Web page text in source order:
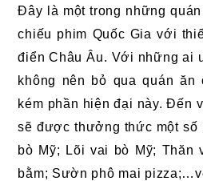
Đây là một trong những
chiếu phim Quốc Gia với
điển Châu Âu. Với những ai
không nên bỏ qua quán ăn
kém phần hiện đại này. Đến
sẽ được thưởng thức một số
bò Mỹ; Lõi vai bò Mỹ; Thăn
bằm; Sườn phô mai